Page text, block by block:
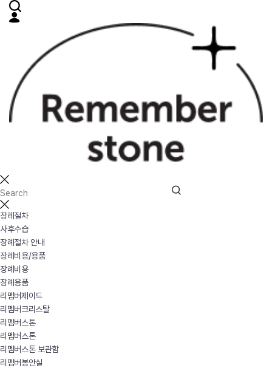
장례절차
사후수습
장례절차 안내
장례비용/용품
장례비용
장례용품
리멤버제이드
리멤버크리스탈
리멤버스톤
리멤버스톤
리멤버스톤 보관함
리멤버봉안실